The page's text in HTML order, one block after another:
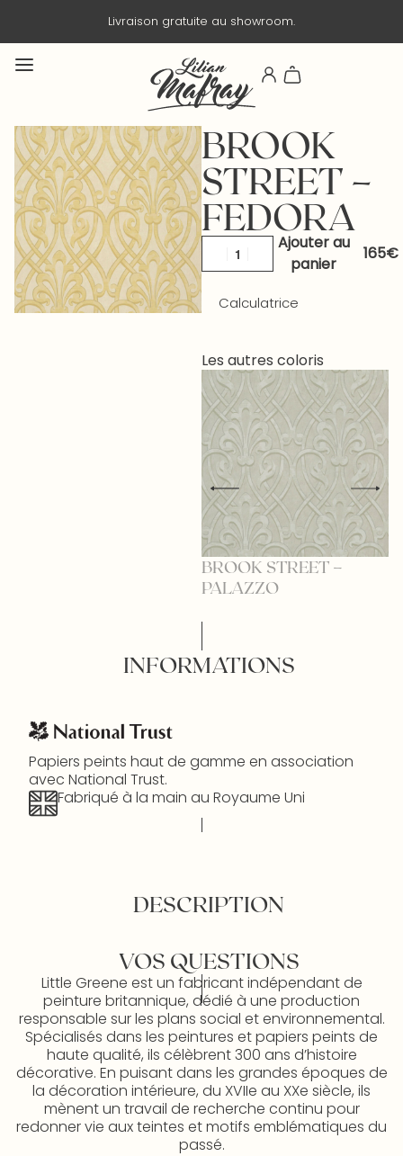
Livraison gratuite au showroom.
BROOK
STREET –
FEDORA
Ajouter au
panier
Calculatrice
Les autres coloris
BROOK STREET –
PALAZZO
INFORMATIONS
Papiers peints haut de gamme en association
avec National Trust.
Fabriqué à la main au Royaume Uni
DESCRIPTION
VOS QUESTIONS
Little Greene est un fabricant indépendant de
peinture britannique, dédié à une production
responsable sur les plans social et environnemental.
Spécialisés dans les peintures et papiers peints de
haute qualité, ils célèbrent 300 ans d’histoire
décorative. En puisant dans les grandes époques de
la décoration intérieure, du XVIIe au XXe siècle, ils
mènent un travail de recherche continu pour
redonner vie aux teintes et motifs emblématiques du
passé.